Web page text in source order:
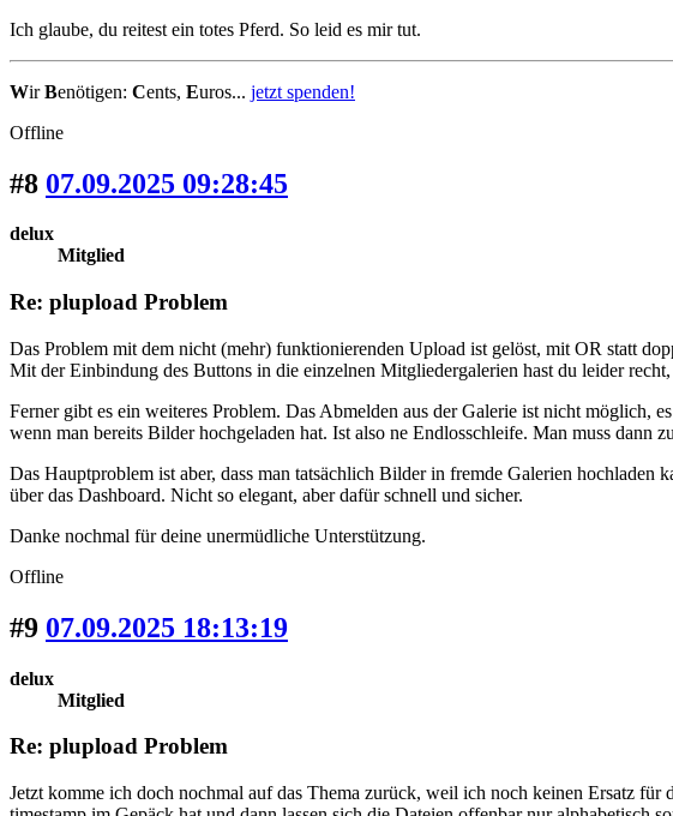
Ich glaube, du reitest ein totes Pferd. So leid es mir tut.
WirBenötigen: Cents, Euros... jetzt spenden!
Offline
#8 07.09.2025 09:28:45
delux
Mitglied
Re: plupload Problem
Das Problem mit dem nicht (mehr) funktionierenden Upload ist gelöst, mit OR statt
Mit der Einbindung des Buttons in die einzelnen Mitgliedergalerien hast du leider
Ferner gibt es ein weiteres Problem. Das Abmelden aus der Galerie ist nicht möglich,
wenn man bereits Bilder hochgeladen hat. Ist also ne Endlosschleife. Man muss
Das Hauptproblem ist aber, dass man tatsächlich Bilder in fremde Galerien
über das Dashboard. Nicht so elegant, aber dafür schnell und sicher.
Danke nochmal für deine unermüdliche Unterstützung.
Offline
#9 07.09.2025 18:13:19
delux
Mitglied
Re: plupload Problem
Jetzt komme ich doch nochmal auf das Thema zurück, weil ich noch keinen Ersatz